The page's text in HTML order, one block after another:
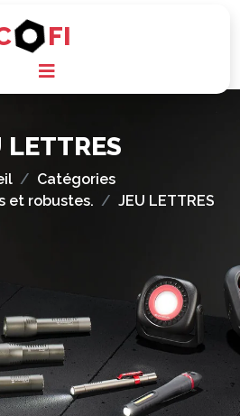
FI
LETTRES
Catégories
et robustes.
JEU LETTRES